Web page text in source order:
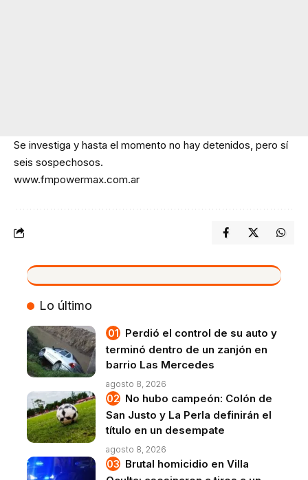
Se investiga y hasta el momento no hay detenidos, pero sí
seis sospechosos.
www.fmpowermax.com.ar
VIVO
Lo último
Perdió el control de su auto y
terminó dentro de un zanjón en
barrio Las Mercedes
agosto 8, 2026
No hubo campeón: Colón de
San Justo y La Perla definirán el
título en un desempate
agosto 8, 2026
Brutal homicidio en Villa